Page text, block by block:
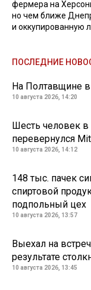
фермера на
но чем ближе
и оккупированную
ПОСЛЕДНИЕ
На Полтавщине
10 августа 2026, 14:20
Шесть человек
перевернулся
10 августа 2026, 14:12
148 тыс. пачек
спиртовой
подпольный цех
10 августа 2026, 13:57
Выехал на
результате
10 августа 2026, 13:45